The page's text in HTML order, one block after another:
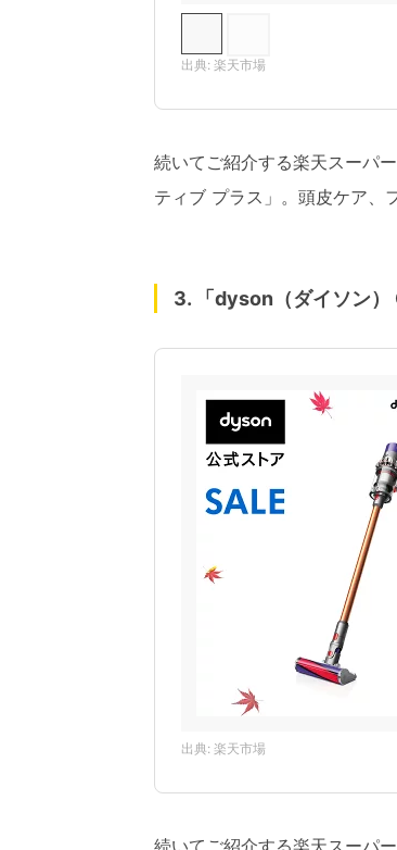
出典: 楽天市場
続いてご紹介する楽天スーパ
ティブ プラス」。頭皮ケア、
3. 「dyson（ダイソン）
出典: 楽天市場